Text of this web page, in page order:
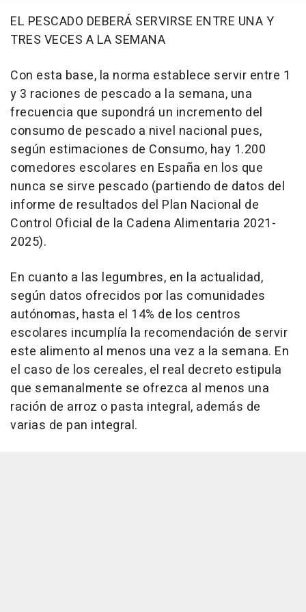
EL PESCADO DEBERÁ SERVIRSE ENTRE UNA Y
TRES VECES A LA SEMANA
Con esta base, la norma establece servir entre 1
y 3 raciones de pescado a la semana, una
frecuencia que supondrá un incremento del
consumo de pescado a nivel nacional pues,
según estimaciones de Consumo, hay 1.200
comedores escolares en España en los que
nunca se sirve pescado (partiendo de datos del
informe de resultados del Plan Nacional de
Control Oficial de la Cadena Alimentaria 2021-
2025).
En cuanto a las legumbres, en la actualidad,
según datos ofrecidos por las comunidades
autónomas, hasta el 14% de los centros
escolares incumplía la recomendación de servir
este alimento al menos una vez a la semana. En
el caso de los cereales, el real decreto estipula
que semanalmente se ofrezca al menos una
ración de arroz o pasta integral, además de
varias de pan integral.